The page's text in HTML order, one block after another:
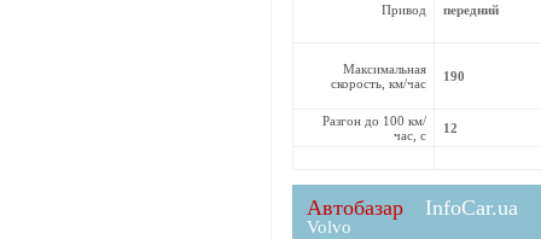
Привод передний
Максимальная
скорость, км/час
190
Разгон до 100 км/
час, с
12
Автобазар InfoCar.ua
Volvo